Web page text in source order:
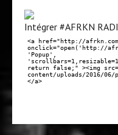
Intégrer #AFRKN